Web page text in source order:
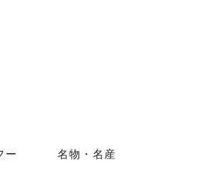
ー
名物・名産